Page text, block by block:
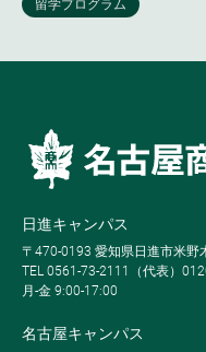
日進キャンパス
〒470-0193 愛知県日進市米野
TEL 0561-73-2111（代表）
月-金 9:00-17:00
名古屋キャンパス